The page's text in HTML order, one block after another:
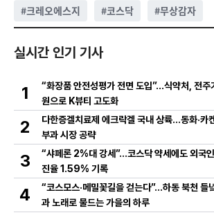
#크레오에스지 #코스닥 #무상감자
실시간 인기 기사
1
“화장품 안전성평가 전면 도입”…식약처, 전주
원으로 K뷰티 고도화
2
다한증겔치료제 에크락겔 국내 상륙…동화·카
부과 시장 공략
3
“샤페론 2%대 강세”…코스닥 약세에도 외국
진율 1.59% 기록
4
“코스모스·메밀꽃길을 걷는다”…하동 북천 들
과 노래로 물드는 가을의 하루